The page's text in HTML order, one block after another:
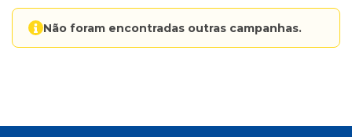
Não foram encontradas outras campanhas.